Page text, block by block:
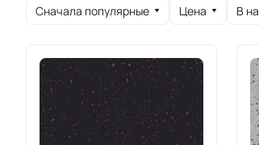
Сначала популярные Цена В